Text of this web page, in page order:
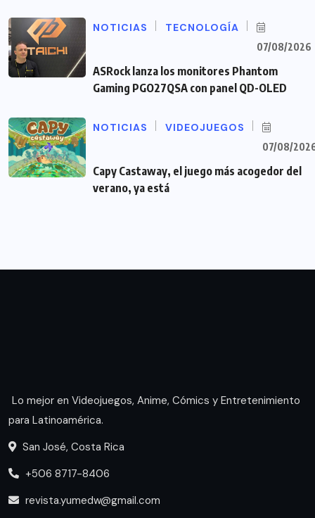
NOTICIAS TECNOLOGÍA
07/08/2026
ASRock lanza los monitores Phantom
Gaming PGO27QSA con panel QD-OLED
NOTICIAS VIDEOJUEGOS
07/08/
Capy Castaway, el juego más acogedor del
verano, ya está
Lo mejor en Videojuegos, Anime, Cómics y Entretenimiento
para Latinoamérica.
San José, Costa Rica
+506 8717-8406
revista.yumedw@gmail.com